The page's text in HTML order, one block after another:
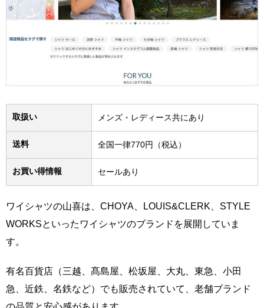
取扱い メンズ・レディース共にあり
送料 全国一律770円（税込）
お買い得情報 セールあり
ワイシャツの山喜は、CHOYA、LOUIS&CLERK、STYLE
WORKSといったワイシャツのブランドを展開していま
す。
有名百貨店（三越、髙島屋、松坂屋、大丸、東急、小田
急、近鉄、名鉄など）でも販売されていて、老舗ブランド